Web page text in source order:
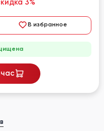
3%
В избранное